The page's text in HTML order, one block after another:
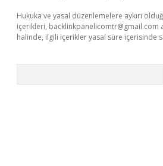
Hukuka ve yasal düzenlemelere aykırı
içerikleri, backlinkpanelicomtr@gmail.com
halinde, ilgili içerikler yasal süre içerisinde